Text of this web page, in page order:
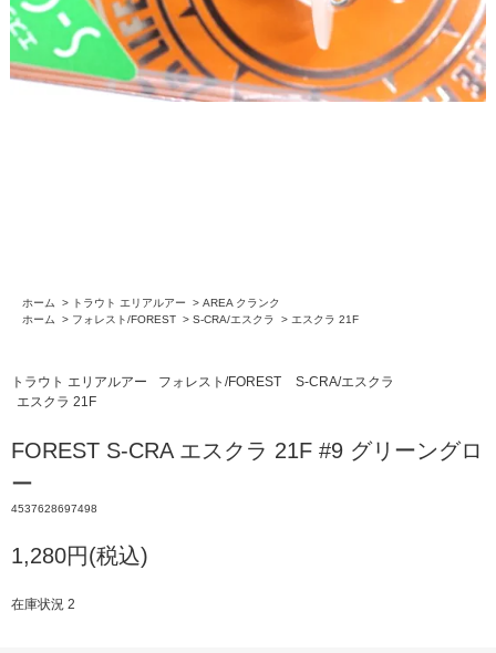
ホーム > トラウト エリアルアー > AREA クランク
ホーム
> フォレスト/FOREST > S-CRA/エスクラ > エスクラ 21F
トラウト エリアルアー フォレスト/FOREST
S-CRA/エスクラ
エスクラ 21F
FOREST S-CRA エスクラ 21F #9 グリーングロ
ー
4537628697498
1,280円(税込)
在庫状況 2